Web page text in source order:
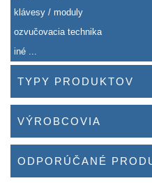
klávesy / moduly
ozvučovacia technika
iné ...
TYPY PRODUKTOV
VÝROBCOVIA
ODPORÚČANÉ